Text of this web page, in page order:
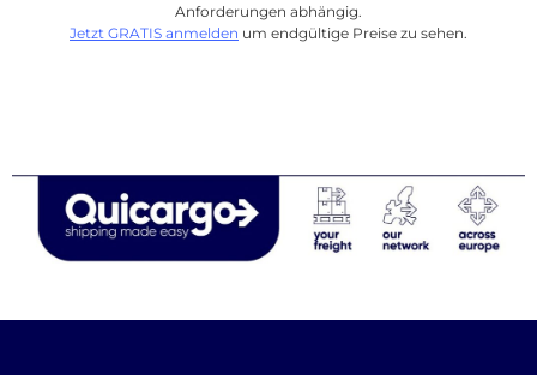
Anforderungen abhängig.
Jetzt GRATIS anmelden um endgültige Preise zu sehen.